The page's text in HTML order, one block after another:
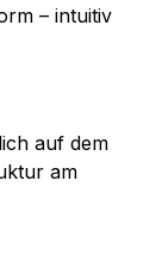
– intuitiv
auf dem
am